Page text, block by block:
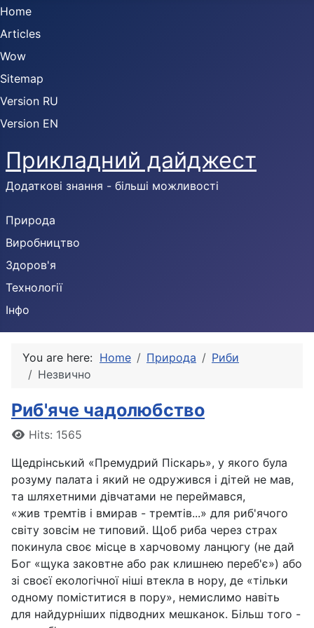
Home
Articles
Wow
Sitemap
Version RU
Version EN
Прикладний дайджест
Додаткові знання - більші можливості
Природа
Виробництво
Здоров'я
Технології
Інфо
You are here: Home Природа
Риби
Незвично
Риб'яче чадолюбство
DetailsHits: 1565
Щедрінський «Премудрий Піскарь», у якого була
розуму палата і який не одружився і дітей не мав,
та шляхетними дівчатами не переймався,
«жив тремтів і вмирав - тремтів...» для риб'ячого
світу зовсім не типовий. Щоб риба через страх
покинула своє місце в харчовому ланцюгу (не дай
Бог «щука заковтне або рак клишнею переб'є») або
зі своєї екологічної ніші втекла в нору, де «тільки
одному поміститися в пору», немислимо навіть
для найдурніших підводних мешканок. Більш того -